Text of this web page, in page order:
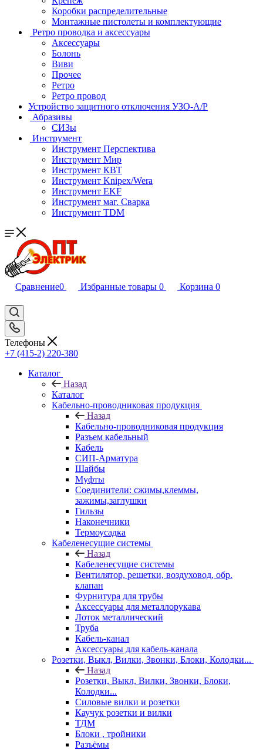
Коробки распределительные
Монтажные пистолеты и комплектующие
Ретро проводка и аксессуары
Аксессуары
Болонь
Виви
Прочее
Ретро
Ретро провод
Устройство защитного отключения УЗО-А/Р
Абразивы
СИЗы
Инструмент
Инструмент Перспектива
Инструмент Мир
Инструмент КВТ
Инструмент Knipex/Wera
Инструмент EKF
Инструмент маг. Сварка
Инструмент TDM
Сравнение0 Избранные товары 0 Корзина 0
Телефоны
+7 (415-2) 220-380
Каталог
Назад
Каталог
Кабельно-проводниковая продукция
Назад
Кабельно-проводниковая продукция
Разъем кабельный
Кабель
СИП-Арматура
Шайбы
Муфты
Соединители: сжимы,клеммы,
зажимы,заглушки
Гильзы
Наконечники
Термоусадка
Кабеленесущие системы
Назад
Кабеленесущие системы
Вентилятор, решетки, воздуховод, обр.
клапан
Фурнитура для трубы
Аксессуары для металлорукава
Лоток металлический
Труба
Кабель-канал
Аксессуары для кабель-канала
Розетки, Выкл, Вилки, Звонки, Блоки, Колодки...
Назад
Розетки, Выкл, Вилки, Звонки, Блоки,
Колодки...
Силовые вилки и розетки
Каучук розетки и вилки
ТДМ
Блоки , тройники
Разъёмы